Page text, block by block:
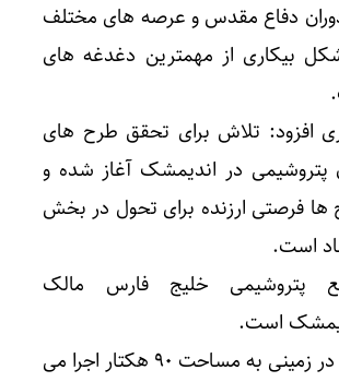
دفاع مقدس و عرصه های مختلف
بیکاری از مهمترین دغدغه های
افزود: تلاش برای تحقق طرح های
در اندیمشک آغاز شده و
ها فرصتی ارزنده برای تحول در بخش
است.
پتروشیمی خلیج فارس مالک
است.
این پتروشیمی در زمینی به مساحت ۹۰ هکتار اجرا می